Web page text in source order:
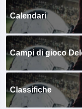
Calendari
Campi di gioco
Classifiche